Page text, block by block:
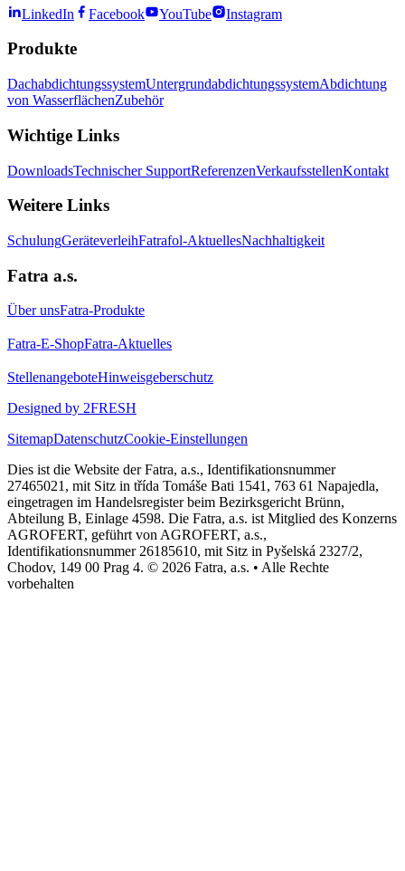
LinkedIn Facebook YouTube Instagram
Produkte
DachabdichtungssystemUntergrundabdichtungssystemAbdichtung
von WasserflächenZubehör
Wichtige Links
DownloadsTechnischer SupportReferenzenVerkaufsstellenKontakt
Weitere Links
SchulungGeräteverleihFatrafol-AktuellesNachhaltigkeit
Fatra a.s.
Über unsFatra-Produkte
Fatra-E-ShopFatra-Aktuelles
StellenangeboteHinweisgeberschutz
Designed by 2FRESH
SitemapDatenschutzCookie-Einstellungen
Dies ist die Website der Fatra, a.s., Identifikationsnummer
27465021, mit Sitz in třída Tomáše Bati 1541, 763 61 Napajedla,
eingetragen im Handelsregister beim Bezirksgericht Brünn,
Abteilung B, Einlage 4598. Die Fatra, a.s. ist Mitglied des Konzerns
AGROFERT, geführt von AGROFERT, a.s.,
Identifikationsnummer 26185610, mit Sitz in Pyšelská 2327/2,
Chodov, 149 00 Prag 4. © 2026 Fatra, a.s. • Alle Rechte
vorbehalten